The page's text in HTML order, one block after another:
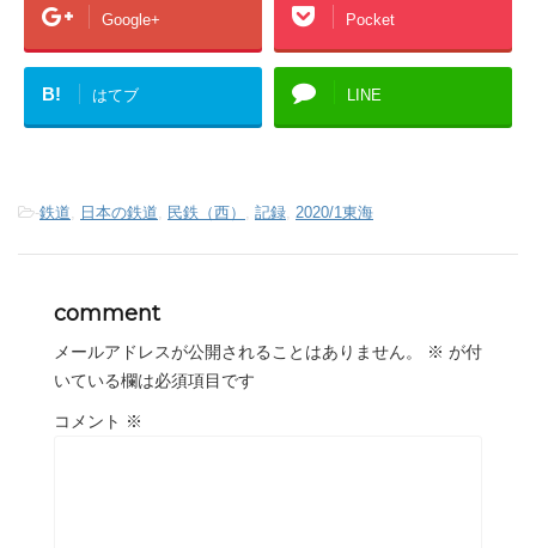
Google+ Pocket
B! はてブ LINE
-鉄道 日本の鉄道 民鉄（西） 記録 2020/1東海
comment
メールアドレスが公開されることはありません。 ※ が付
いている欄は必須項目です
コメント ※